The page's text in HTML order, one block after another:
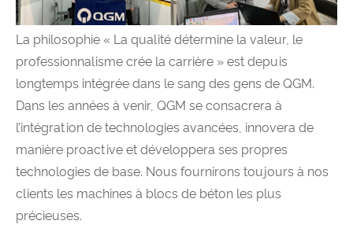
La philosophie « La qualité détermine la valeur, le
professionnalisme crée la carrière » est depuis
longtemps intégrée dans le sang des gens de QGM.
Dans les années à venir, QGM se consacrera à
l’intégration de technologies avancées, innovera de
manière proactive et développera ses propres
technologies de base. Nous fournirons toujours à nos
clients les machines à blocs de béton les plus
précieuses.